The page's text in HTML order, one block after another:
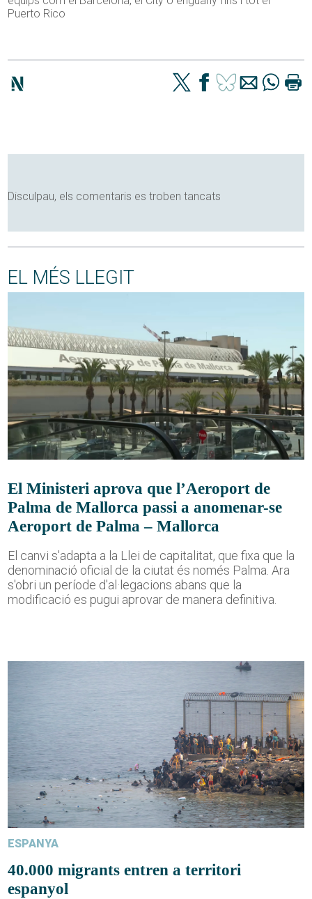
Puerto Rico
Disculpau, els comentaris es troben tancats
EL MÉS LLEGIT
El Ministeri aprova que l’Aeroport de
Palma de Mallorca passi a anomenar-se
Aeroport de Palma – Mallorca
El canvi s'adapta a la Llei de capitalitat, que fixa que la
denominació oficial de la ciutat és només Palma. Ara
s'obri un període d'al·legacions abans que la
modificació es pugui aprovar de manera definitiva.
ESPANYA
40.000 migrants entren a territori
espanyol